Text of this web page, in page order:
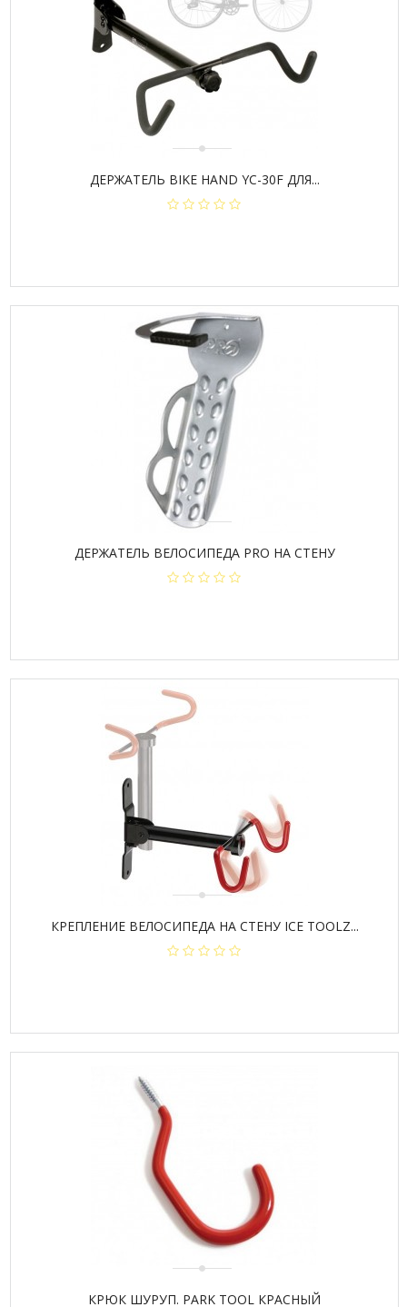
ДЕРЖАТЕЛЬ BIKE HAND YC-30F ДЛЯ...
ДЕРЖАТЕЛЬ ВЕЛОСИПЕДА PRO НА СТЕНУ
КРЕПЛЕНИЕ ВЕЛОСИПЕДА НА СТЕНУ ICE TOOLZ...
КРЮК ШУРУП. PARK TOOL КРАСНЫЙ